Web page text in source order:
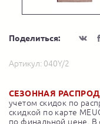
Поделиться:
Артикул: 040Y/2
СЕЗОННАЯ
учетом скидок по
скидкой по карте
по финальной цене.